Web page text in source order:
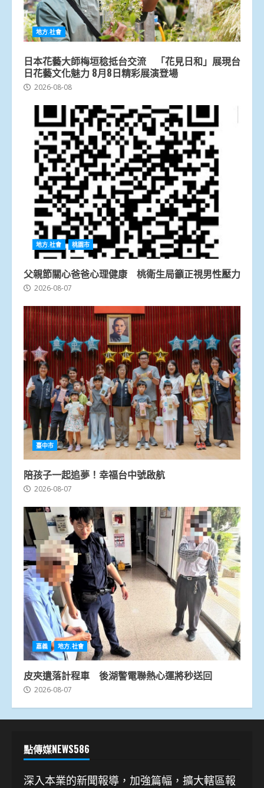
地方.社會
日本花藝大師梅垣稔抵台交流 「花見日和」展現台
日花藝文化魅力 8月8日精彩展演登場
2026-08-08
地方.社會 桃園市
父親節關心爸爸心理健康 桃衛生局籲正視男性壓力
2026-08-07
臺中市
陪孩子一起追夢！幸福台中號啟航
2026-08-07
嘉義 地方.社會
皮夾遺落計程車 後湖警電聯熱心運將秒送回
2026-08-07
點傳媒NEWS586
深入本業的新聞報導，加強篇幅，擴大轄區報